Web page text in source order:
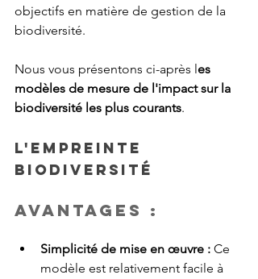
objectifs en matière de gestion de la
biodiversité.
Nous vous présentons ci-après les
modèles de mesure de l'impact sur la
biodiversité les plus courants.
L'empreinte
biodiversité
Avantages :
Simplicité de mise en œuvre : Ce
modèle est relativement facile à